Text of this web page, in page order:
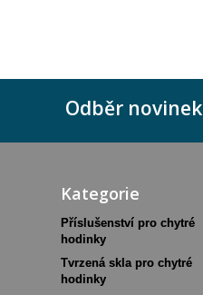
Odběr novinek
Kategorie
Příslušenství pro chytré
hodinky
Tvrzená skla pro chytré
hodinky